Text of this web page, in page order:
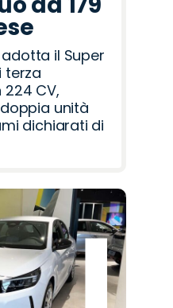
il Super
terza
CV,
doppia unità
dichiarati di